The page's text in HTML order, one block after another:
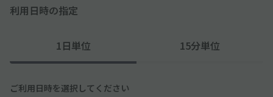
利用日時の指定
1日単位 15分単位
ご利用日時を選択してください